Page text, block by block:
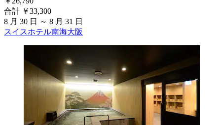
合計 ￥33,300
8 月 30 日 ～ 8 月 31 日
スイスホテル南海大阪